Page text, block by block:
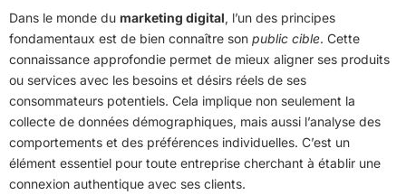
Dans le monde du marketing digital, l’un des principes
fondamentaux est de bien connaître son public cible. Cette
connaissance approfondie permet de mieux aligner ses produits
ou services avec les besoins et désirs réels de ses
consommateurs potentiels. Cela implique non seulement la
collecte de données démographiques, mais aussi l’analyse des
comportements et des préférences individuelles. C’est un
élément essentiel pour toute entreprise cherchant à établir une
connexion authentique avec ses clients.